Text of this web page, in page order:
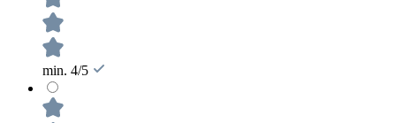
min. 4/5